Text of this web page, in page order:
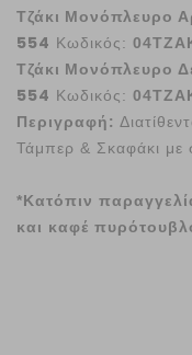
Τζάκι Μονόπλευρο
554 Κωδικός:
Τζάκι Μονόπλευρο
554 Κωδικός:
Περιγραφή:
Τάμπερ & Σκαφάκι με
*Κατόπιν
και καφέ